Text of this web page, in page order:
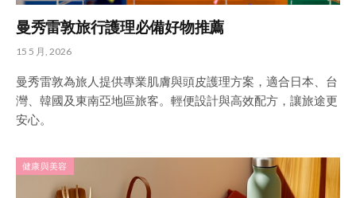
曼秀雷敦旅行護理必備好物推薦
15 5 月, 2026
曼秀雷敦為旅人提供專業肌膚與頭皮護理方案，適合日本、台
灣、韓國及東南亞地區旅客。輕便設計與高效配方，讓旅途更
安心。
健康與美容